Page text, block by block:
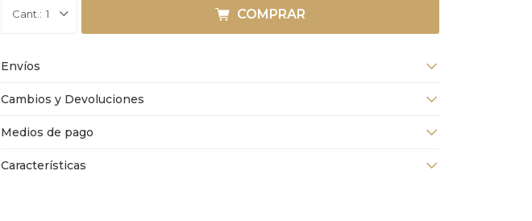
1 COMPRAR
Envíos
Cambios y Devoluciones
Medios de pago
Características